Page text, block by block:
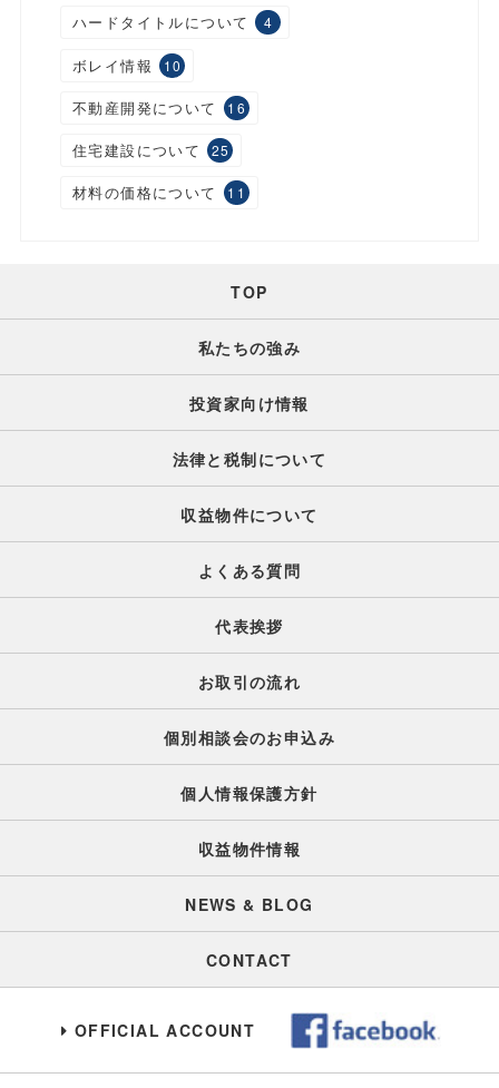
ハードタイトルについて 4
ボレイ情報 10
不動産開発について 16
住宅建設について 25
材料の価格について 11
TOP
私たちの強み
投資家向け情報
法律と税制について
収益物件について
よくある質問
代表挨拶
お取引の流れ
個別相談会のお申込み
個人情報保護方針
収益物件情報
NEWS & BLOG
CONTACT
OFFICIAL ACCOUNT